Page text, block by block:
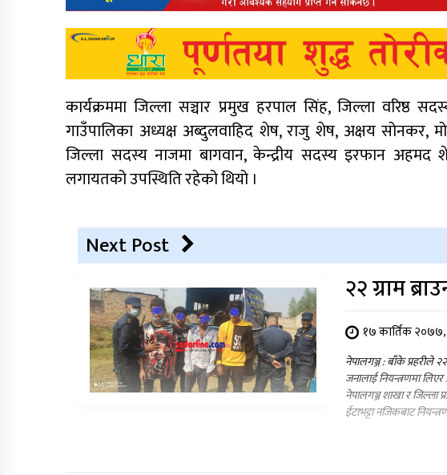
कार्यक्रममा जिल्ला सञ्चार प्रमुख हरपाल सिंह, जिल्ला वरिष्ठ
गाउँपालिका अध्यक्ष अब्दुलवाहिद शेष, राजु शेष, अक्षय
जिल्ला सदस्य नाजमा बागवान, केन्द्रीय सदस्य इरफान
लगायतको उपस्थिति रहेको थियो ।
Next Post
२२ ग्राम
१७ कार्तिक २०७७,
नेपालगञ्ज : बाँके प्रहरीले
जनालाई नियन्त्रणमा
नेपालगञ्ज शाखा र जिल्ला
ईटाभट्टा नजिकबाट